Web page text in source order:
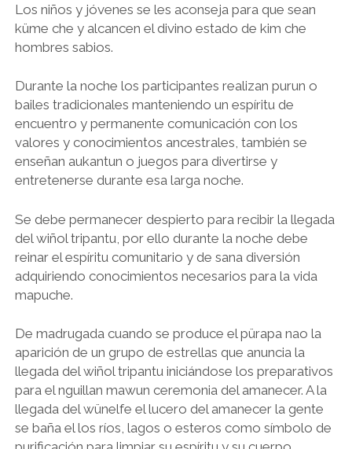
Los niños y jóvenes se les aconseja para que sean
küme che y alcancen el divino estado de kim che
hombres sabios.
Durante la noche los participantes realizan purun o
bailes tradicionales manteniendo un espíritu de
encuentro y permanente comunicación con los
valores y conocimientos ancestrales, también se
enseñan aukantun o juegos para divertirse y
entretenerse durante esa larga noche.
Se debe permanecer despierto para recibir la llegada
del wiñol tripantu, por ello durante la noche debe
reinar el espíritu comunitario y de sana diversión
adquiriendo conocimientos necesarios para la vida
mapuche.
De madrugada cuando se produce el pürapa nao la
aparición de un grupo de estrellas que anuncia la
llegada del wiñol tripantu iniciándose los preparativos
para el nguillan mawun ceremonia del amanecer. A la
llegada del wünelfe el lucero del amanecer la gente
se baña el los ríos, lagos o esteros como símbolo de